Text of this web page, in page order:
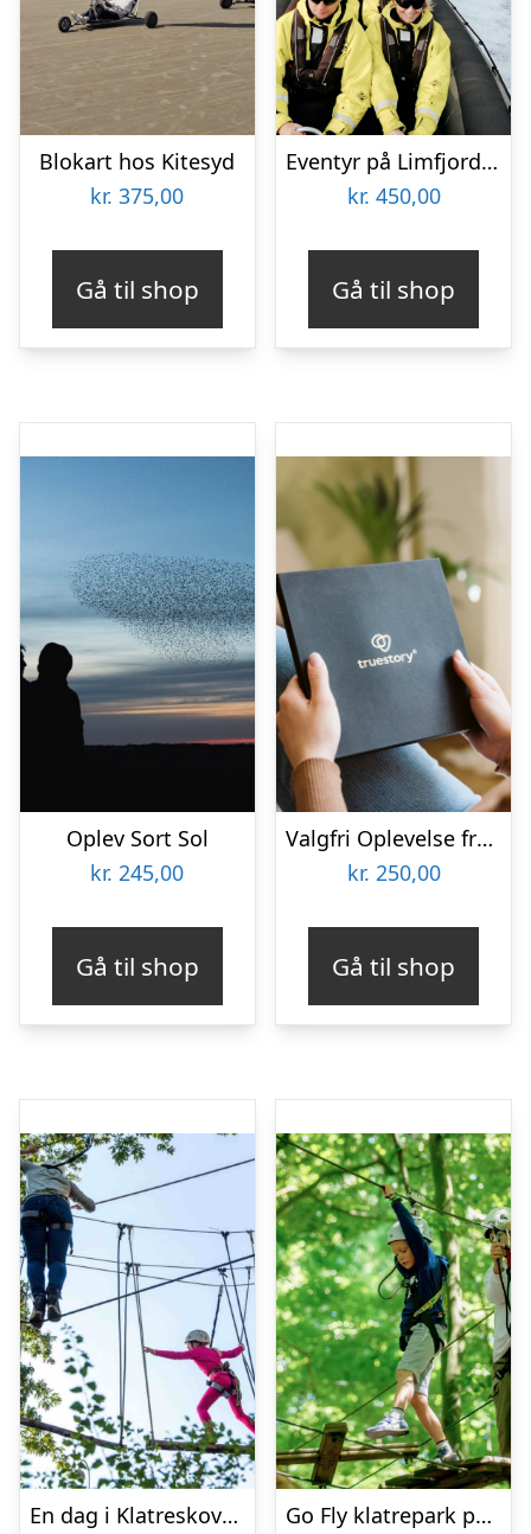
Blokart hos Kitesyd
kr. 375,00
Gå til shop
Eventyr på Limfjorden
kr. 450,00
Gå til shop
Oplev Sort Sol
kr. 245,00
Gå til shop
Valgfri Oplevelse fra Truestory – Vælg selv beløb
kr. 250,00
Gå til shop
En dag i Klatreskoven Go Fly klatrepark på Gavnø Slot